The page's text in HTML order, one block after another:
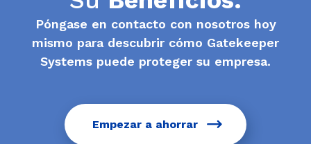
Póngase en contacto con nosotros hoy
mismo para descubrir cómo Gatekeeper
Systems puede proteger su empresa.
Empezar a ahorrar